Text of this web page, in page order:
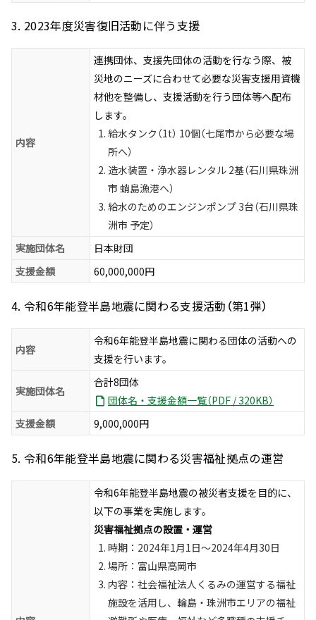
3. 2023年度災害復旧活動に伴う支援
内容
連携団体、支援先団体の活動を行なう際、被
災地のニーズに合わせて必要な災害支援用資機
材他を整備し、支援活動を行う団体等へ配布
します。
給水タンク（1t） 10個（七尾市から必要な場
所へ）
造水装置・浄水器レンタル 2基（石川県珠洲
市 蛸島漁港へ）
給水のためのエンジンポンプ 3台（石川県珠
洲市 予定）
実施団体名
日本財団
支援金額
60,000,000円
4. 令和6年能登半島地震に関わる支援活動（第1弾）
内容
令和6年能登半島地震に関わる団体の活動への
支援を行います。
実施団体名
合計8団体
団体名・支援金額一覧（PDF / 320KB）
支援金額
9,000,000円
5. 令和6年能登半島地震に関わる災害福祉拠点の運営
令和6年能登半島地震の被災者支援を目的に、
以下の事業を実施します。
災害福祉拠点の設置・運営
時期：2024年1月1日～2024年4月30日
場所：富山県高岡市
内容：社会福祉法人くるみの運営する福祉
施設を活用し、輪島・珠洲市エリアの福祉